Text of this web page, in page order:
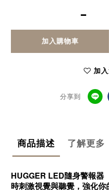
加入購物車
加
分享到
商品描述 了解更多
HUGGER LED隨身警報器
時刺激視覺與聽覺，強化你